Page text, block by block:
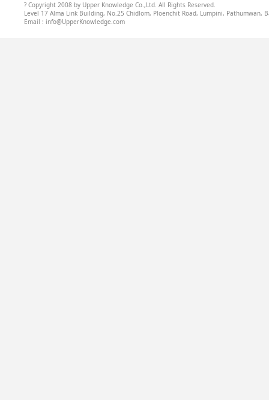
? Copyright 2008 by Upper Knowledge Co.,Ltd. All Rights Reserved.
Level 17 Alma Link Building, No.25 Chidlom, Ploenchit Road, Lumpini, Pathumwan,
Email : info@UpperKnowledge.com